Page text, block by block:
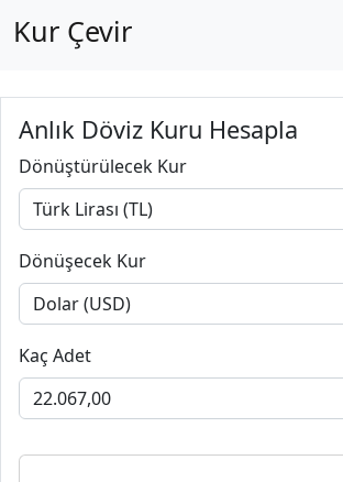
Kur Çevir
Anlık Döviz Kuru Hesapla
Dönüştürülecek Kur
Dönüşecek Kur
Kaç Adet